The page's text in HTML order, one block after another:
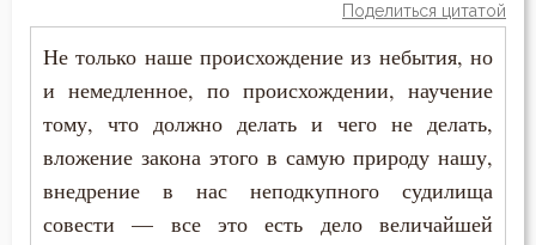
Скромность
Слава
Славолюбие
Сладострастие
Поделиться цитатой
Не только наше происхождение из небытия, но
и немедленное, по происхождении, научение
тому, что должно делать и чего не делать,
вложение закона этого в самую природу нашу,
внедрение в нас неподкупного судилища
совести — все это есть дело величайшей